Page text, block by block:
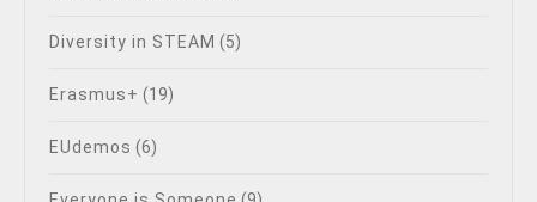
Diversity in STEAM (5)
Erasmus+ (19)
EUdemos (6)